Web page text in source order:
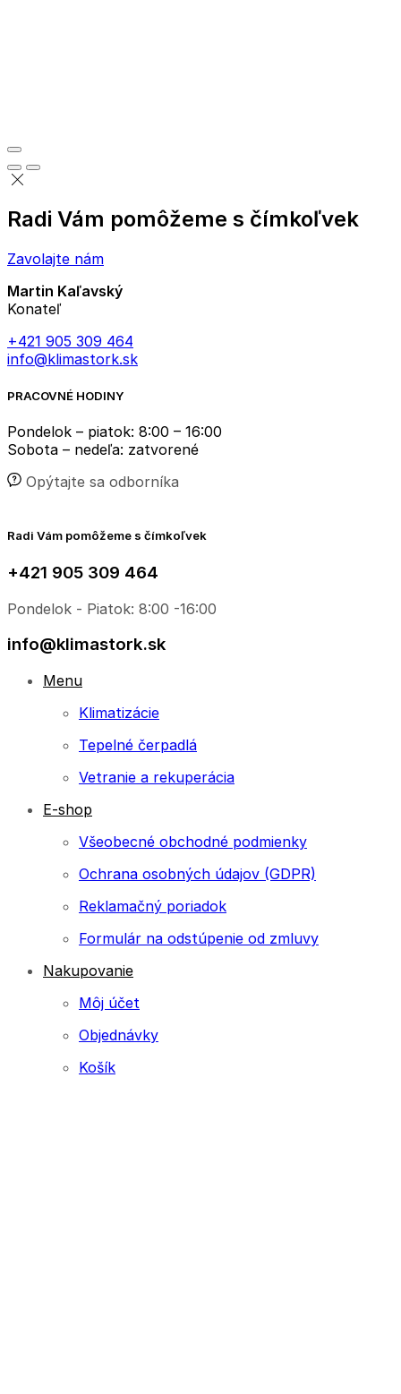
Radi Vám pomôžeme s čímkoľvek
Zavolajte nám
Martin Kaľavský
Konateľ
+421 905 309 464
info@klimastork.sk
PRACOVNÉ HODINY
Pondelok – piatok: 8:00 – 16:00
Sobota – nedeľa: zatvorené
Opýtajte sa odborníka
Radi Vám pomôžeme s čímkoľvek
+421 905 309 464
Pondelok - Piatok: 8:00 -16:00
info@klimastork.sk
Menu
Klimatizácie
Tepelné čerpadlá
Vetranie a rekuperácia
E-shop
Všeobecné obchodné podmienky
Ochrana osobných údajov (GDPR)
Reklamačný poriadok
Formulár na odstúpenie od zmluvy
Nakupovanie
Môj účet
Objednávky
Košík